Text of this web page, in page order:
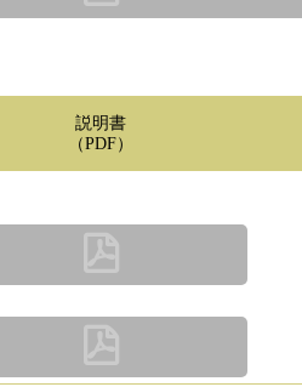
説明書
（PDF）